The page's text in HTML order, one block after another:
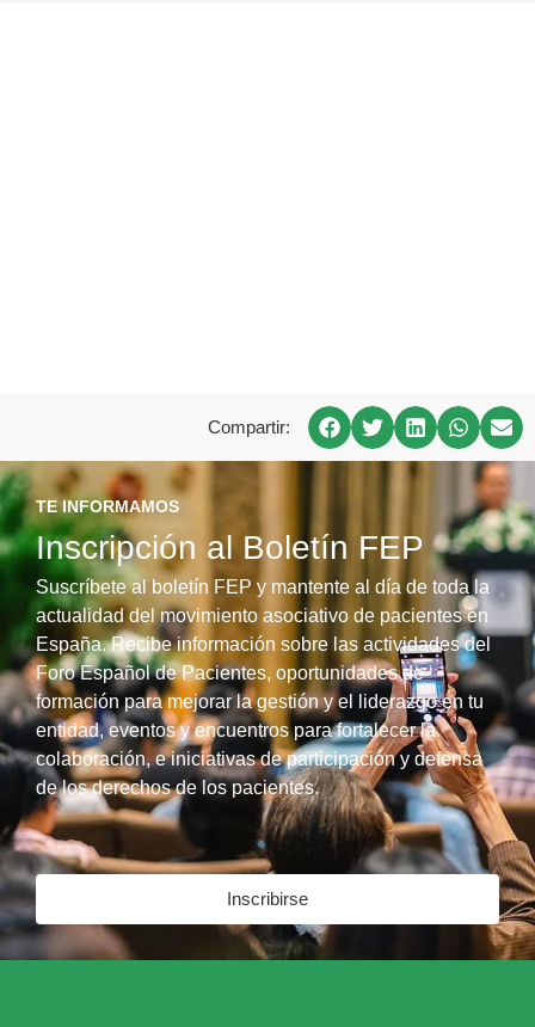
Compartir:
TE INFORMAMOS
Inscripción al Boletín FEP
Suscríbete al boletín FEP y mantente al día de toda la
actualidad del movimiento asociativo de pacientes en
España. Recibe información sobre las actividades del
Foro Español de Pacientes, oportunidades de
formación para mejorar la gestión y el liderazgo en tu
entidad, eventos y encuentros para fortalecer la
colaboración, e iniciativas de participación y defensa
de los derechos de los pacientes.
Inscribirse